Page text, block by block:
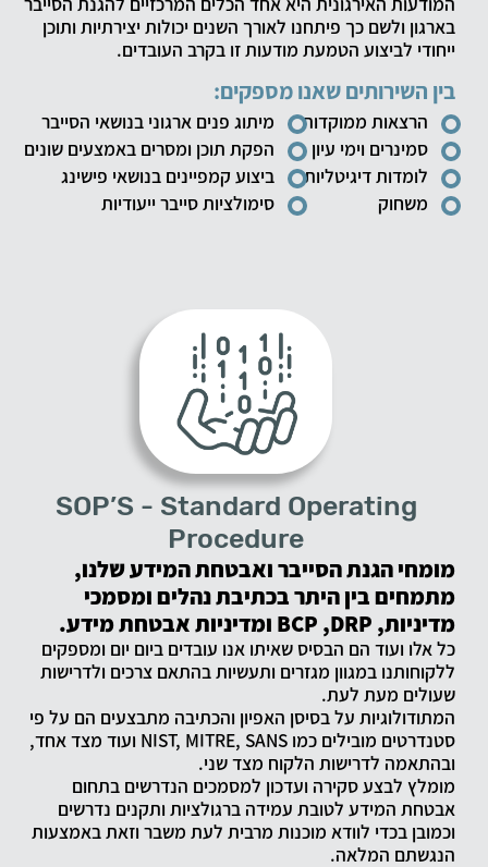
בארגון ולשם כך פיתחנו לאורך השנים יכולות יצירתיות ותוכן
ייחודי לביצוע הטמעת מודעות זו בקרב העובדים.
בין השירותים שאנו מספקים:
הרצאות ממוקדות
סמינרים וימי עיון
לומדות דיגיטליות
משחוק
מיתוג פנים ארגוני בנושאי הסייבר
הפקת תוכן ומסרים באמצעים שונים
ביצוע קמפיינים בנושאי פישינג
סימולציות סייבר ייעודיות
SOP’S - Standard Operating
Procedure
מומחי הגנת הסייבר ואבטחת המידע שלנו,
מתמחים בין היתר בכתיבת נהלים ומסמכי
מדיניות,
ומדיניות אבטחת מידע.
כל אלו ועוד הם הבסיס שאיתו אנו עובדים ביום יום ומספקים
ללקוחותנו במגוון מגזרים ותעשיות בהתאם צרכים ולדרישות
שעולים מעת לעת.
המתודולוגיות על בסיסן האפיון והכתיבה מתבצעים הם על פי
סטנדרטים מובילים כמו NIST, MITRE, SANS ועוד מצד אחד,
ובהתאמה לדרישות הלקוח מצד שני.
מומלץ לבצע סקירה ועדכון למסמכים הנדרשים בתחום
אבטחת המידע לטובת עמידה ברגולציות ותקנים נדרשים
וכמובן בכדי לוודא מוכנות מרבית לעת משבר וזאת באמצעות
הנגשתם המלאה.